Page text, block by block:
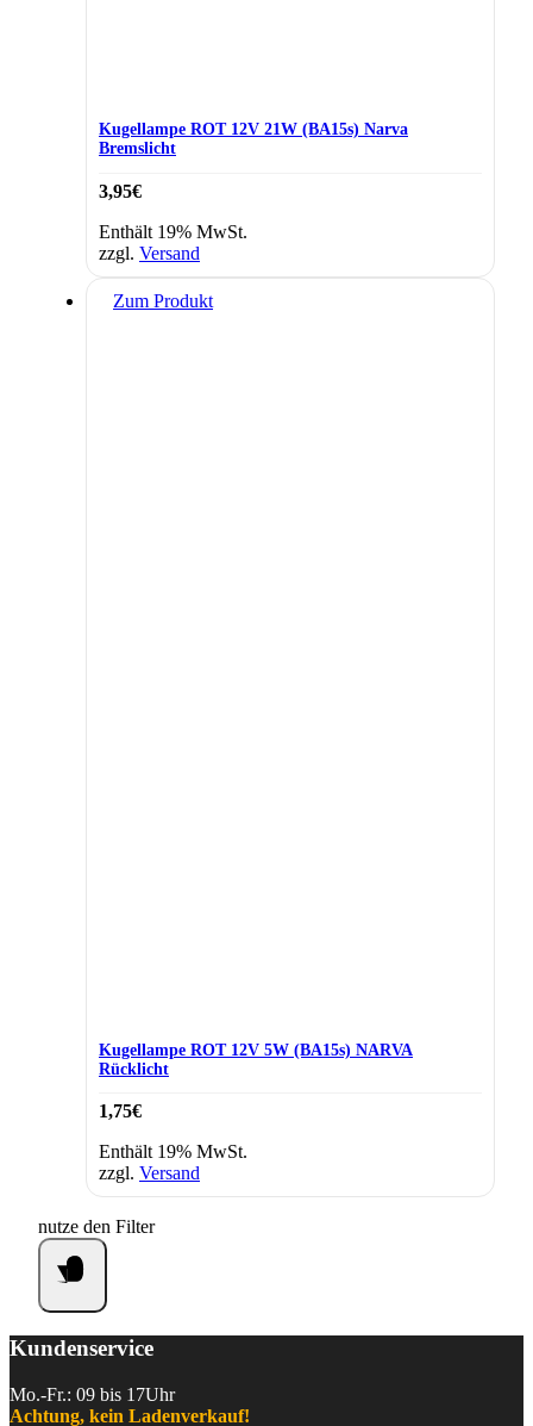
Kugellampe ROT 12V 21W (BA15s) Narva
Bremslicht
3,95€
Enthält 19% MwSt.
zzgl. Versand
Zum Produkt
Kugellampe ROT 12V 5W (BA15s) NARVA
Rücklicht
1,75€
Enthält 19% MwSt.
zzgl. Versand
nutze den Filter
Kundenservice
Mo.-Fr.: 09 bis 17Uhr
Achtung, kein Ladenverkauf!